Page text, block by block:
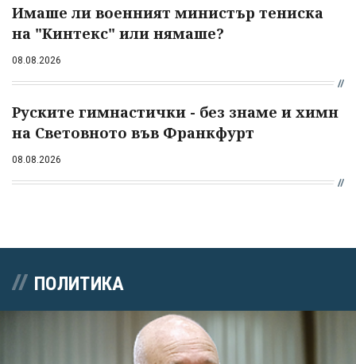
Имаше ли военният министър тениска
на "Кинтекс" или нямаше?
08.08.2026
Руските гимнастички - без знаме и химн
на Световното във Франкфурт
08.08.2026
ПОЛИТИКА